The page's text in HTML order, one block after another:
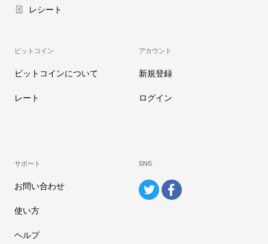
レシート
ビットコイン
ビットコインについて
レート
アカウント
新規登録
ログイン
サポート
お問い合わせ
使い方
ヘルプ
SNS